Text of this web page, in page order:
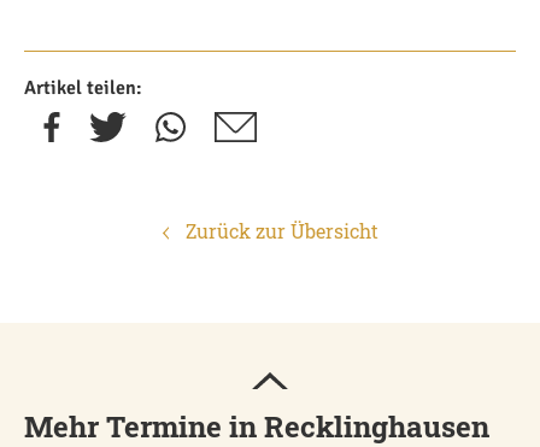
Artikel teilen:
Zurück zur Übersicht
Mehr Termine in Recklinghausen